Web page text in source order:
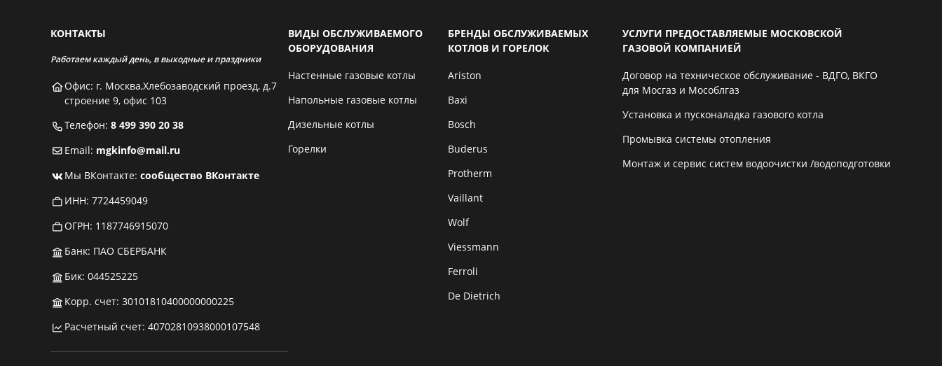
КОНТАКТЫ
Работаем каждый день, в выходные и праздники
Офис: г. Москва,Хлебозаводский проезд, д.7
строение 9, офис 103
Телефон: 8 499 390 20 38
Email: mgkinfo@mail.ru
Мы ВКонтакте: сообщество ВКонтакте
ИНН: 7724459049
ОГРН: 1187746915070
Банк: ПАО СБЕРБАНК
Бик: 044525225
Корр. счет: 30101810400000000225
Расчетный счет: 40702810938000107548
ВИДЫ ОБСЛУЖИВАЕМОГО
ОБОРУДОВАНИЯ
Настенные газовые котлы
Напольные газовые котлы
Дизельные котлы
Горелки
БРЕНДЫ ОБСЛУЖИВАЕМЫХ
КОТЛОВ И ГОРЕЛОК
Ariston
Baxi
Bosch
Buderus
Protherm
Vaillant
Wolf
Viessmann
Ferroli
De Dietrich
УСЛУГИ ПРЕДОСТАВЛЯЕМЫЕ МОСКОВСКОЙ
ГАЗОВОЙ КОМПАНИЕЙ
Договор на техническое обслуживание - ВДГО, ВКГО
для Мосгаз и Мособлгаз
Установка и пусконаладка газового котла
Промывка системы отопления
Монтаж и сервис систем водоочистки /водоподготовки